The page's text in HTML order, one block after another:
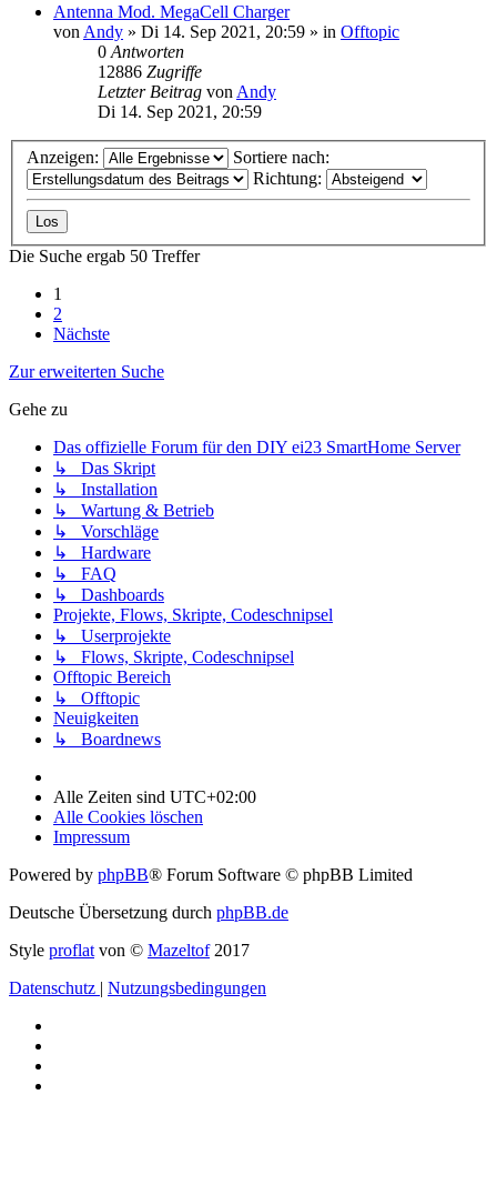
Antenna Mod. MegaCell Charger
von Andy » Di 14. Sep 2021, 20:59 » in Offtopic
0 Antworten
12886 Zugriffe
Letzter Beitrag von Andy
Di 14. Sep 2021, 20:59
Anzeigen:
Sortiere nach:
Richtung:
Die Suche ergab 50 Treffer
1
2
Nächste
Zur erweiterten Suche
Gehe zu
Das offizielle Forum für den DIY ei23 SmartHome Server
↳ Das Skript
↳ Installation
↳ Wartung & Betrieb
↳ Vorschläge
↳ Hardware
↳ FAQ
↳ Dashboards
Projekte, Flows, Skripte, Codeschnipsel
↳ Userprojekte
↳ Flows, Skripte, Codeschnipsel
Offtopic Bereich
↳ Offtopic
Neuigkeiten
↳ Boardnews
Alle Zeiten sind UTC+02:00
Alle Cookies löschen
Impressum
Powered by phpBB® Forum Software © phpBB Limited
Deutsche Übersetzung durch phpBB.de
Style proflatvon © Mazeltof2017
Datenschutz
Nutzungsbedingungen